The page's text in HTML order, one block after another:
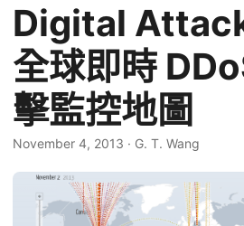
Digital
全球即時
擊監控地圖
November 4, 2013 · G. T. Wang